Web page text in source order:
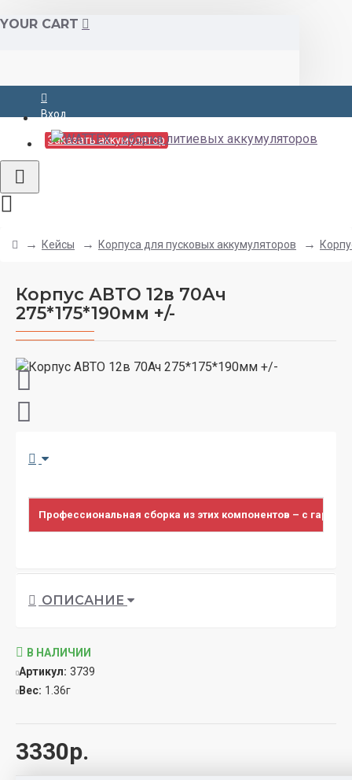
YOUR CART
Вход
Заказать аккумулятор
Кейсы Корпуса для пусковых аккумуляторов
Корпус АВТО 12в 70Ач
275*175*190мм +/-
Профессиональная сборка из этих компонентов – с
ОПИСАНИЕ
3330р.
В НАЛИЧИИ
Артикул: 3739
Вес: 1.36г